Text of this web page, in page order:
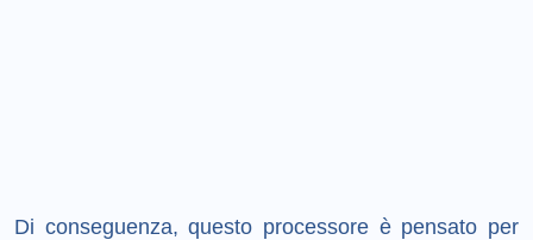
Di conseguenza, questo processore è pensato per